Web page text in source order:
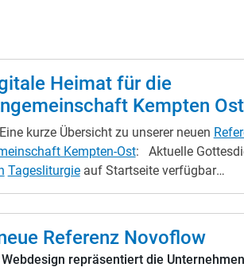
Heimat für die
Kempten Ost
Eine kurze Übersicht zu unserer neuen
Kempten-Ost
: Aktuelle
Tagesliturgieauf Startseite verfügbar
für Termine und Ereignisse
und
Banner erkennbar Karte
(Kirchen, Büros, etc.) Sakramenten-Infos undVideos
Referenz Novoflow
repräsentiert die